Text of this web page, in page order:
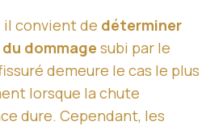
il convient de déterminer
dommage subi par le
demeure le cas le plus
lorsque la chute
dure. Cependant, les